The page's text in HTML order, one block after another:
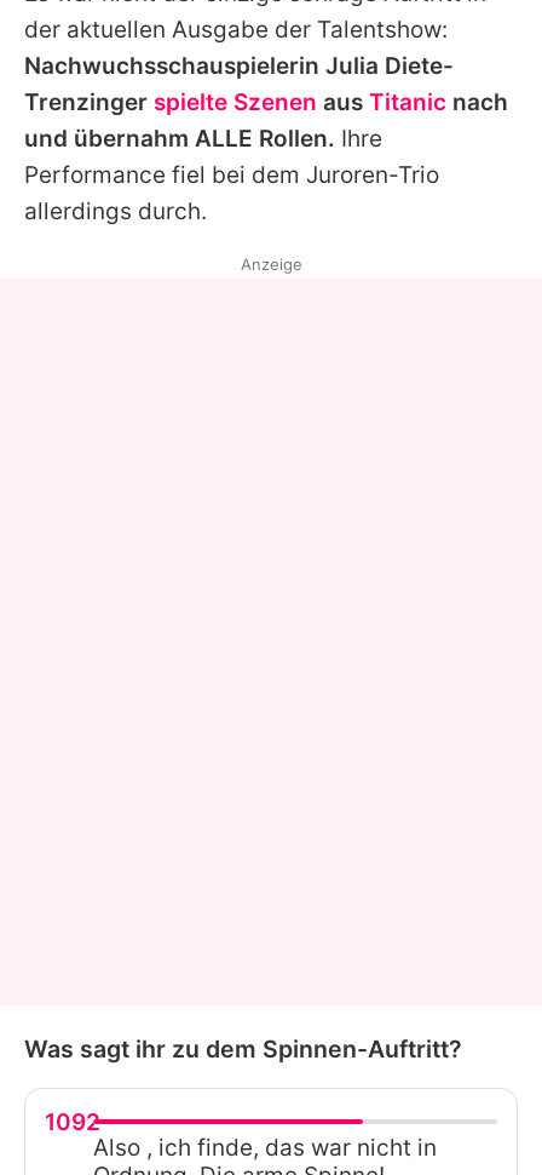
der aktuellen Ausgabe der Talentshow:
Nachwuchsschauspielerin Julia Diete-
Trenzinger spielte Szenen aus Titanic nach
und übernahm ALLE Rollen. Ihre
Performance fiel bei dem Juroren-Trio
allerdings durch.
Anzeige
Was sagt ihr zu dem Spinnen-Auftritt?
1092
Also , ich finde, das war nicht in